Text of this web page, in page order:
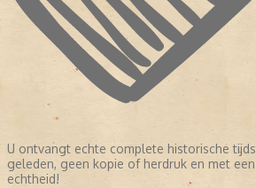
U ontvangt echte complete historische
geleden, geen kopie of herdruk en met
echtheid!